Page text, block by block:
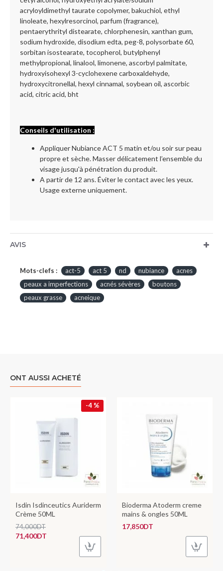
acryloyldimethyl taurate copolymer, bakuchiol, ethyl
linoleate, hexylresorcinol, parfum (fragrance),
pentaerythrityl distearate, chlorphenesin, xanthan gum,
sodium hydroxide, disodium edta, peg-8, polysorbate 60,
sorbitan isostearate, tocopherol, butylphenyl
methylpropional, linalool, limonene, ascorbyl palmitate,
hydroxyisohexyl 3-cyclohexene carboxaldehyde,
hydroxycitronellal, hexyl cinnamal, soybean oil, ascorbic
acid, citric acid, bht
Conseils d'utilisation :
Appliquer Nubiance ACT 5 matin et/ou soir sur peau
propre et sèche. Masser délicatement l’ensemble du
visage jusqu'à pénétration du produit.
A partir de 12 ans. Éviter le contact avec les yeux.
Usage externe uniquement.
AVIS
Mots-clefs : act-5 act 5 nd nubiance
acnes
peaux a imperfections
acnés sévères
boutons
peaux grasse
acneique
ONT AUSSI ACHETÉ
-4 %
Isdin Isdinceutics Auriderm
Crème 50ML
71,400DT
74,000DT
Bioderma Atoderm creme
mains & ongles 50ML
17,850DT